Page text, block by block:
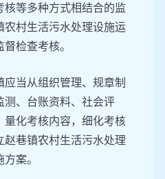
核等多种方式相结合的监
农村生活污水处理设施运
检查考核。
当从组织管理、规章制
测、台账资料、社会评
量化考核内容，细化考核
赵巷镇农村生活污水处理
案。